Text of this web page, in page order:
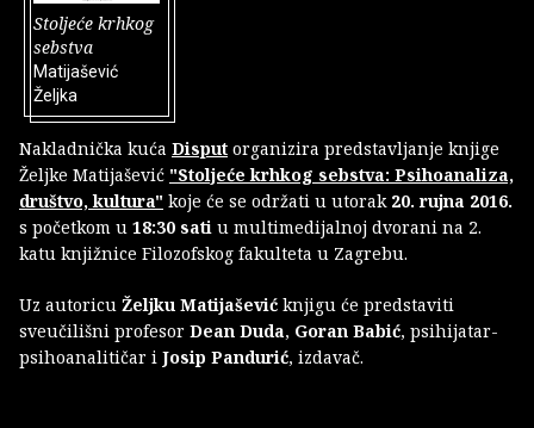
Stoljeće krhkog
sebstva
Matijašević
Željka
Nakladnička kuća Disput organizira predstavljanje knjige
Željke Matijašević "Stoljeće krhkog sebstva: Psihoanaliza,
društvo, kultura" koje će se održati u utorak 20. rujna 2016.
s početkom u 18:30 sati u multimedijalnoj dvorani na 2.
katu knjižnice Filozofskog fakulteta u Zagrebu.
Uz autoricu Željku Matijašević knjigu će predstaviti
sveučilišni profesor Dean Duda, Goran Babić, psihijatar-
psihoanalitičar i Josip Pandurić, izdavač.